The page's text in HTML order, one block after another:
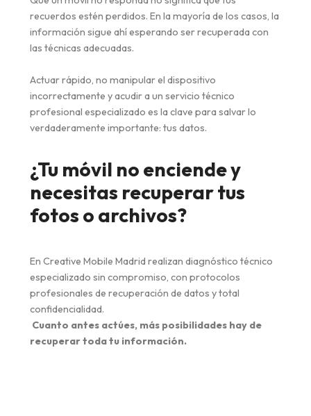
recuerdos estén perdidos. En la mayoría de los casos, la
información sigue ahí esperando ser recuperada con
las técnicas adecuadas.
Actuar rápido, no manipular el dispositivo
incorrectamente y acudir a un servicio técnico
profesional especializado es la clave para salvar lo
verdaderamente importante: tus datos.
¿Tu móvil no enciende y
necesitas recuperar tus
fotos o archivos?
En Creative Mobile Madrid realizan diagnóstico técnico
especializado sin compromiso, con protocolos
profesionales de recuperación de datos y total
confidencialidad.
Cuanto antes actúes, más posibilidades hay de
recuperar toda tu información.